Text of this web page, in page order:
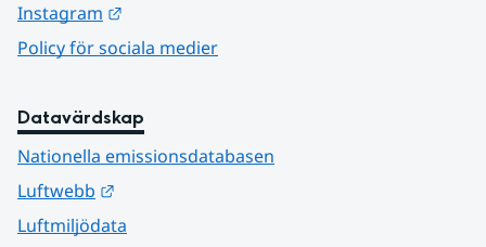
Instagram
Policy för sociala medier
Datavärdskap
Nationella emissionsdatabasen
Luftwebb
Luftmiljödata